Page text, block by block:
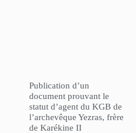
Publication d’un
document prouvant le
statut d’agent du KGB de
l’archevêque Yezras, frère
de Karékine II